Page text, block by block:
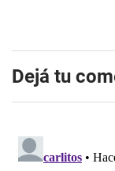
Dejá tu